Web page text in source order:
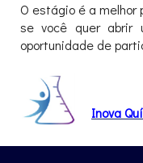
O estágio é a melhor
se você quer abrir
oportunidade de
Inova